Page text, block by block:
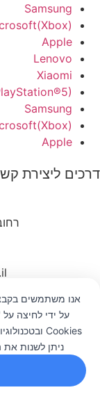
Samsung
Apple
Lenovo
Xiaomi
Samsung
Apple
דרכים ליצירת
רחוב
רשימת
בואו לשמוע על
מבצעים
על ידי לחיצה
Cookies ובטכנולוגיות דומות, כפי שמפורט ב
ניתן לשנות